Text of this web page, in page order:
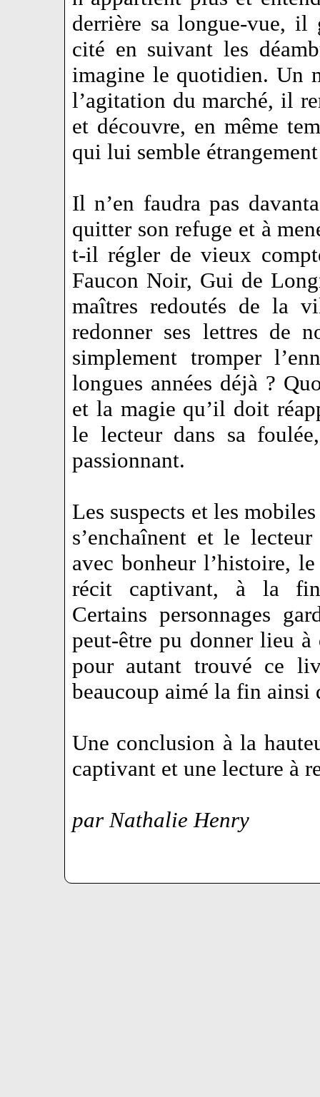
derrière sa longue-vue, il
cité en suivant les
imagine le quotidien. Un
l’agitation du marché, il
et découvre, en même
qui lui semble
Il n’en faudra pas
quitter son refuge et à
t-il régler de vieux
Faucon Noir, Gui de
maîtres redoutés de la
redonner ses lettres de
simplement tromper
longues années déjà ?
et la magie qu’il doit
le lecteur dans sa
passionnant.
Les suspects et les
s’enchaînent et le
avec bonheur l’histoire,
récit captivant, à la fin
Certains personnages
peut-être pu donner lieu à
pour autant trouvé ce
beaucoup aimé la fin
Une conclusion à la
captivant et une lecture à
par Nathalie Henry